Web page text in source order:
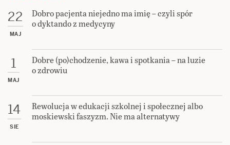
22
MAJ
Dobro pacjenta niejedno ma imię – czyli spór
o dyktando z medycyny
1
MAJ
Dobre (po)chodzenie, kawa i spotkania – na luzie
o zdrowiu
14
SIE
Rewolucja w edukacji szkolnej i społecznej albo
moskiewski faszyzm. Nie ma alternatywy